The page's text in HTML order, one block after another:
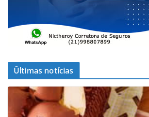
Ûltimas notícias